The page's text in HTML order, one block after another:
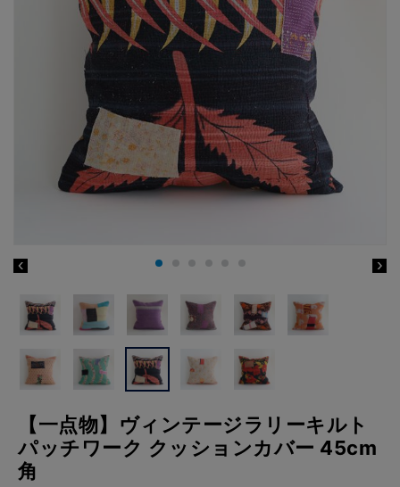
【一点物】ヴィンテージラリーキルト
パッチワーク クッションカバー 45cm
角